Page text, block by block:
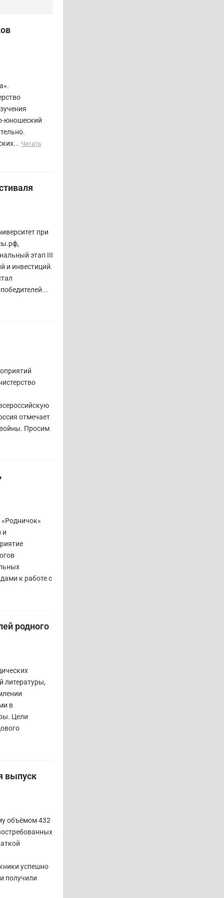
юношеский
Читать
при
этап III
и инвестиций.
отмечает
Просим
и
к работе с
родного
литературы,
в
Цели
выпуск
объёмом 432
успешно
получили